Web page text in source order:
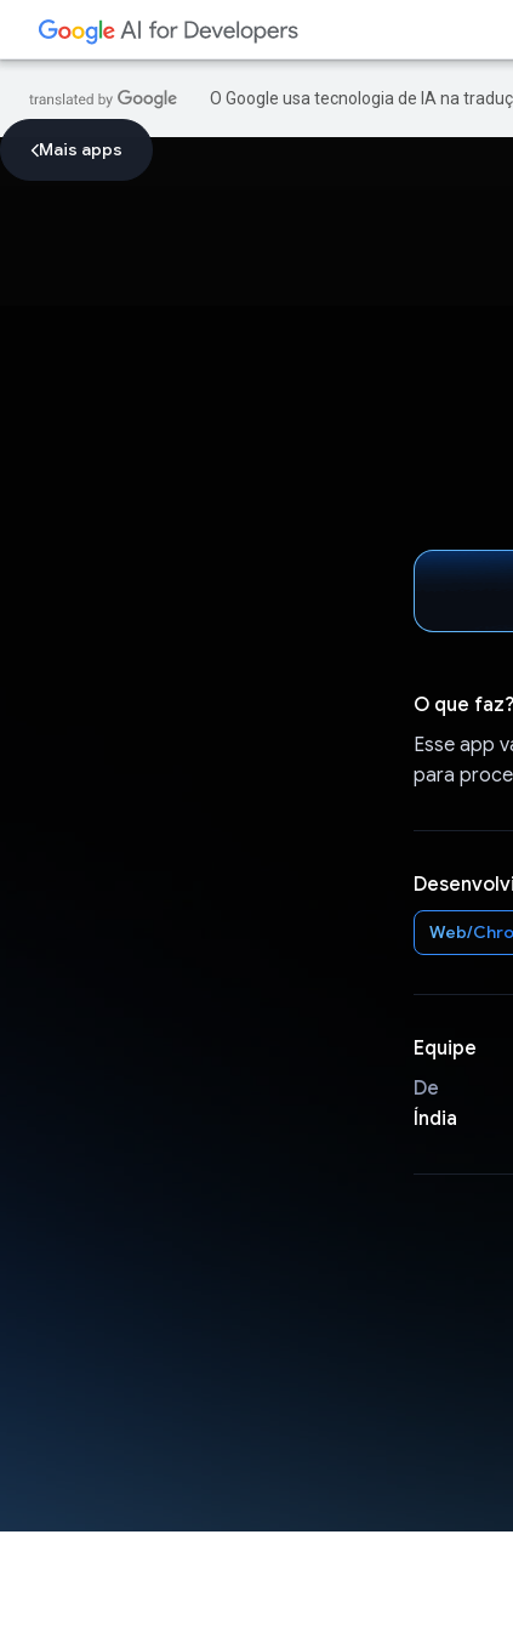
O Google usa tecnologia de IA na
Mais apps
O que faz?
Esse app
para
Web/
Equipe
De
Índia